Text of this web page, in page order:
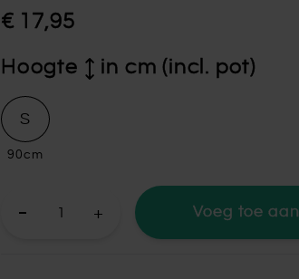
€ 17,95
Hoogte in cm (incl. pot)
S
90cm
+ Voeg toe aan